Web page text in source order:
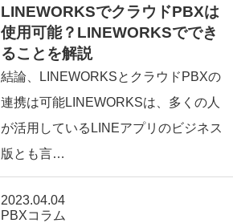
LINEWORKSでクラウドPBXは
使用可能？LINEWORKSででき
ることを解説
結論、LINEWORKSとクラウドPBXの
連携は可能LINEWORKSは、多くの人
が活用しているLINEアプリのビジネス
版とも言…
2023.04.04
PBXコラム